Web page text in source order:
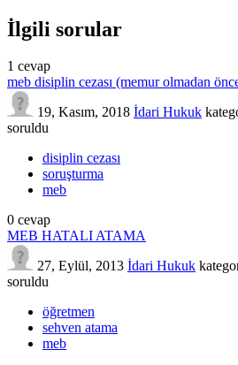
İlgili sorular
1 cevap
meb disiplin cezası (memur olmadan
19, Kasım, 2018 İdari Hukuk
soruldu
disiplin cezası
soruşturma
meb
0 cevap
MEB HATALI ATAMA
27, Eylül, 2013 İdari Hukuk
soruldu
öğretmen
sehven atama
meb